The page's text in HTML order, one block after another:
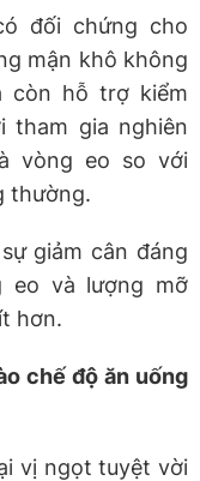
đối chứng cho
mận khô không
còn hỗ trợ kiểm
tham gia nghiên
vòng eo so với
thường.
giảm cân đáng
eo và lượng mỡ
hơn.
chế độ ăn uống
vị ngọt tuyệt vời